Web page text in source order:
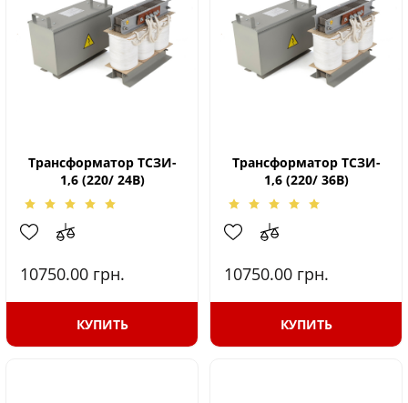
Трансформатор ТСЗИ-
1,6 (220/ 24В)
10750.00 грн.
КУПИТЬ
Трансформатор ТСЗИ-
1,6 (220/ 36В)
10750.00 грн.
КУПИТЬ